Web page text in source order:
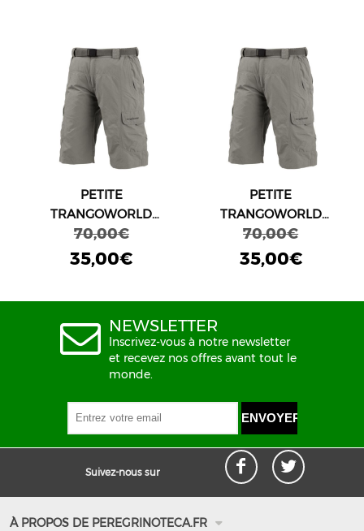
PETITE
TRANGOWORLD
BURLEY 7D0
70,00€
35,00€
PETITE
TRANGOWORLD
BURLEY 7D0
70,00€
35,00€
NEWSLETTER
Inscrivez-vous à notre newsletter
et recevez nos offres avant tout le
monde.
Suivez-nous sur
À PROPOS DE PEREGRINOTECA.FR